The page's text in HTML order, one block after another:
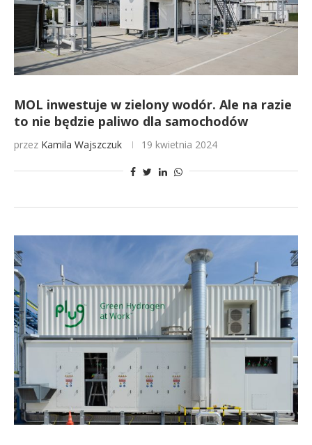
MOL inwestuje w zielony wodór. Ale na razie
to nie będzie paliwo dla samochodów
przez Kamila Wajszczuk 19 kwietnia 2024